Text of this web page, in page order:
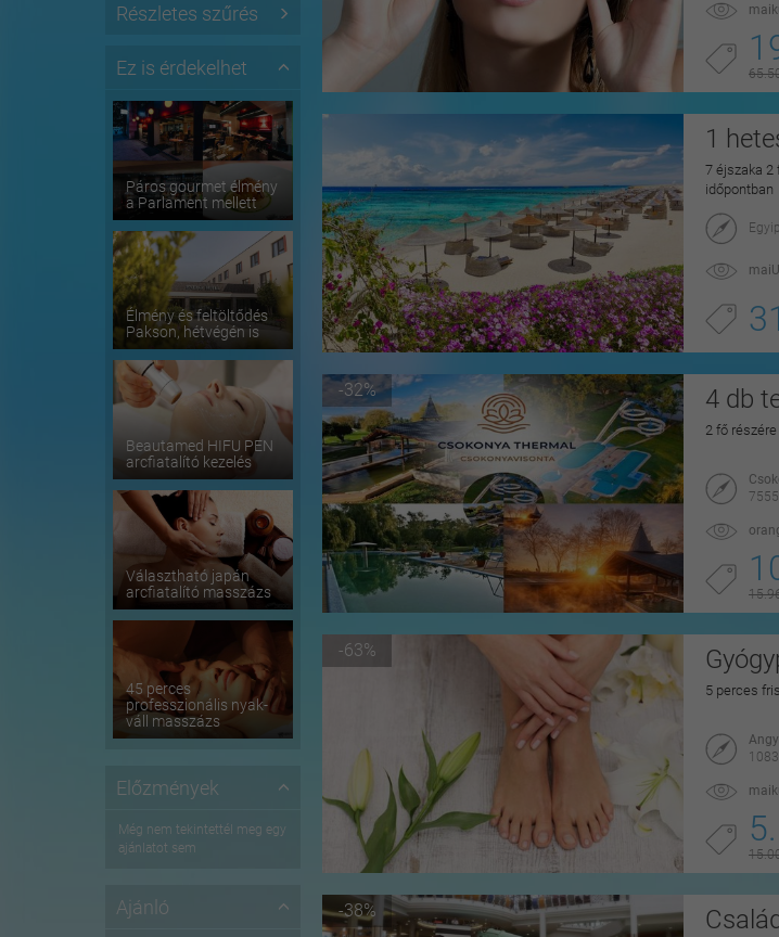
Részletes szűrés
Ez is érdekelhet
Páros gourmet élmény
a Parlament mellett
Élmény és feltöltődés
Pakson, hétvégén is
Beautamed HIFU PEN
arcfiatalító kezelés
Választható japán
arcfiatalító masszázs
45 perces
professzionális nyak-
váll masszázs
Előzmények
Még nem tekintettél meg egy
ajánlatot sem
Ajánló
1
7 éjszaka 2
időpontban
-32% 4 db
2 fő
-63%
5 perces
-38%